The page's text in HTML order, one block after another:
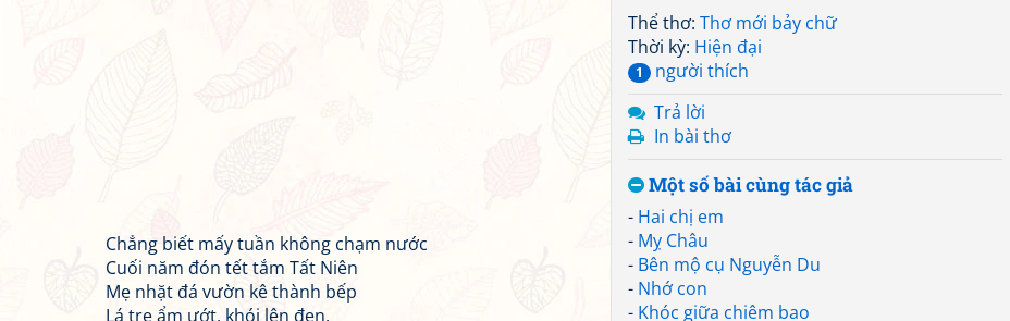
Thể thơ: Thơ mới bảy chữ
Thời kỳ: Hiện đại
1
người thích
Trả lời
In bài thơ
Một số bài cùng tác giả
- Hai chị em
- Mỵ Châu
- Bên mộ cụ Nguyễn Du
- Nhớ con
- Khóc giữa chiêm bao
Chẳng biết mấy tuần không chạm nước
Cuối năm đón tết tắm Tất Niên
Mẹ nhặt đá vườn kê thành bếp
Lá tre ẩm ướt, khói lên đen.